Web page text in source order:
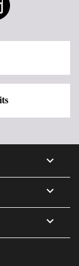


